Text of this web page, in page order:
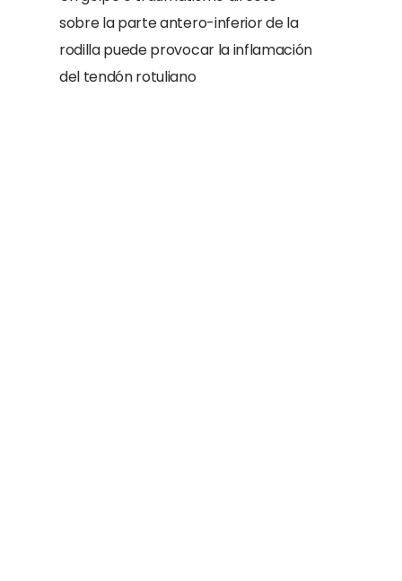
sobre la parte antero-inferior de la
rodilla puede provocar la inflamación
del tendón rotuliano